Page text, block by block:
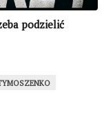
podzielić